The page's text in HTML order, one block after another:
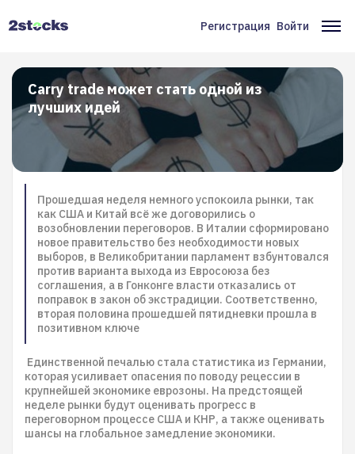
Меню
учётной
записи
пользователя
Регистрация Войти
Carry trade может стать одной из
лучших идей
Прошедшая неделя немного успокоила рынки, так
как США и Китай всё же договорились о
возобновлении переговоров. В Италии сформировано
новое правительство без необходимости новых
выборов, в Великобритании парламент взбунтовался
против варианта выхода из Евросоюза без
соглашения, а в Гонконге власти отказались от
поправок в закон об экстрадиции. Соответственно,
вторая половина прошедшей пятидневки прошла в
позитивном ключе
Единственной печалью стала статистика из Германии,
которая усиливает опасения по поводу рецессии в
крупнейшей экономике еврозоны. На предстоящей
неделе рынки будут оценивать прогресс в
переговорном процессе США и КНР, а также оценивать
шансы на глобальное замедление экономики.